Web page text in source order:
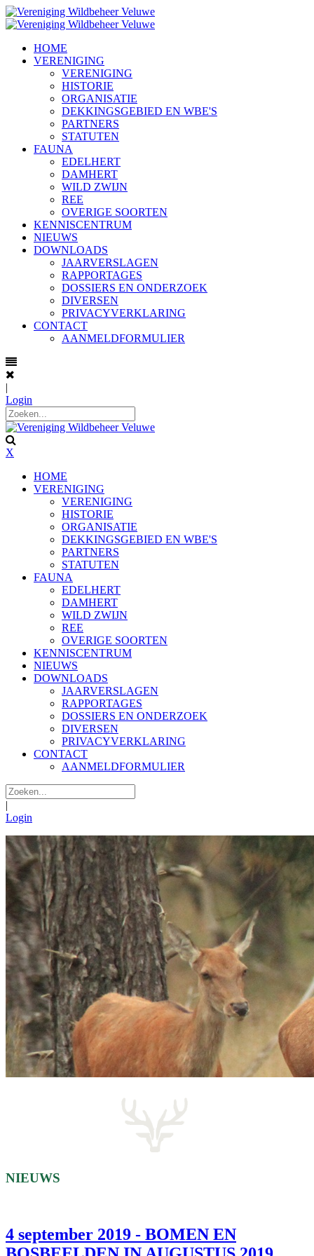
HOME
VERENIGING
VERENIGING
HISTORIE
ORGANISATIE
DEKKINGSGEBIED EN WBE'S
PARTNERS
STATUTEN
FAUNA
EDELHERT
DAMHERT
WILD ZWIJN
REE
OVERIGE SOORTEN
KENNISCENTRUM
NIEUWS
DOWNLOADS
JAARVERSLAGEN
RAPPORTAGES
DOSSIERS EN ONDERZOEK
DIVERSEN
PRIVACYVERKLARING
CONTACT
AANMELDFORMULIER
|
Login
X
HOME
VERENIGING
VERENIGING
HISTORIE
ORGANISATIE
DEKKINGSGEBIED EN WBE'S
PARTNERS
STATUTEN
FAUNA
EDELHERT
DAMHERT
WILD ZWIJN
REE
OVERIGE SOORTEN
KENNISCENTRUM
NIEUWS
DOWNLOADS
JAARVERSLAGEN
RAPPORTAGES
DOSSIERS EN ONDERZOEK
DIVERSEN
PRIVACYVERKLARING
CONTACT
AANMELDFORMULIER
|
Login
NIEUWS
4 september 2019 - BOMEN EN